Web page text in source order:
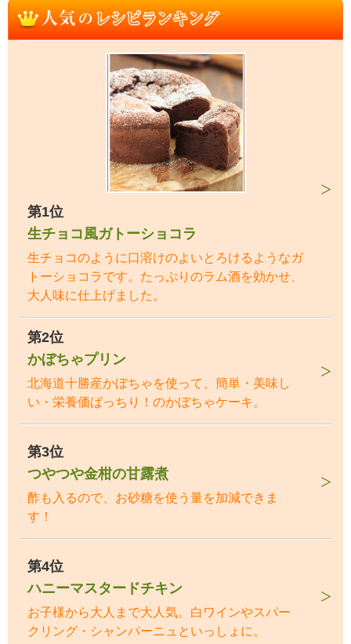
第1位
生チョコ風ガトーショコラ
生チョコのように口溶けのよいとろけるようなガ
トーショコラです。たっぷりのラム酒を効かせ、
大人味に仕上げました。
第2位
かぼちゃプリン
北海道十勝産かぼちゃを使って、簡単・美味し
い・栄養価ばっちり！のかぼちゃケーキ。
第3位
つやつや金柑の甘露煮
酢も入るので、お砂糖を使う量を加減できま
す！
第4位
ハニーマスタードチキン
お子様から大人まで大人気。白ワインやスパー
クリング・シャンパーニュといっしょに。